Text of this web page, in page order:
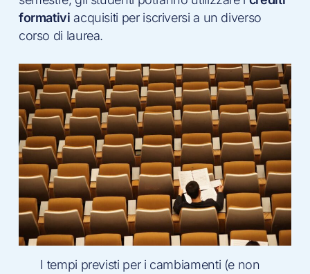
formativi acquisiti per iscriversi a un diverso
corso di laurea.
I tempi previsti per i cambiamenti (e non